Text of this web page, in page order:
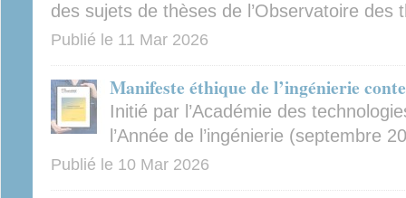
des sujets de thèses de l’Observatoire des
Publié le 11 Mar 2026
Manifeste éthique de l’ingénierie
Initié par l’Académie des
l’Année de l’ingénierie (septembre
Publié le 10 Mar 2026